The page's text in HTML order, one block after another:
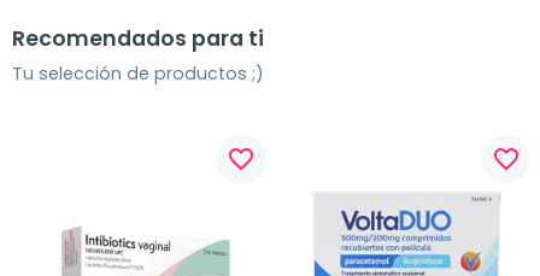
Recomendados para ti
Tu selección de productos ;)
favorite_border favorite_border